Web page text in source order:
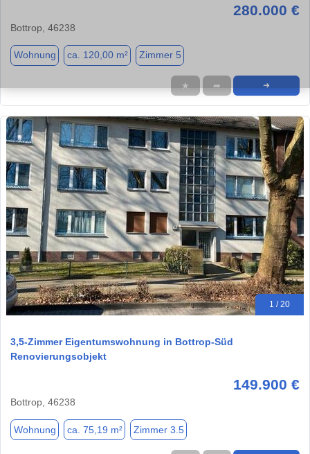
280.000 €
Bottrop, 46238
Wohnung ca. 120,00 m² Zimmer 5
★ ➦ ➜
1 / 20
3,5-Zimmer Eigentumswohnung in Bottrop-Süd
Renovierungsobjekt
149.900 €
Bottrop, 46238
Wohnung ca. 75,19 m² Zimmer 3.5